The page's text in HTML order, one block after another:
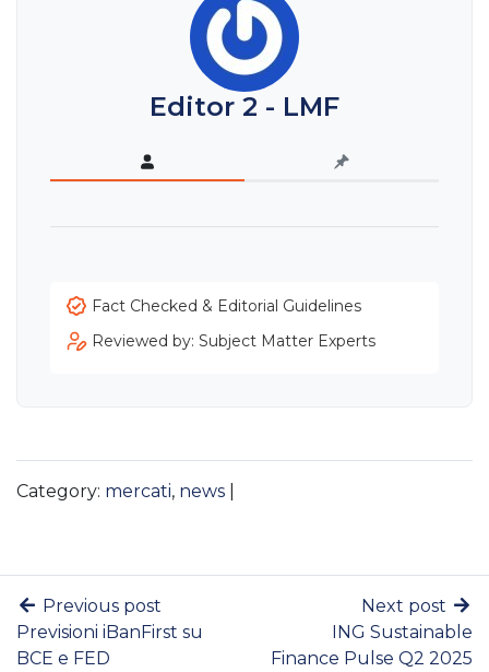
Editor 2 - LMF
Fact Checked & Editorial Guidelines
Reviewed by: Subject Matter Experts
Category: mercati, news
Previous post
Previsioni iBanFirst su
BCE e FED
Next post
ING Sustainable
Finance Pulse Q2 2025